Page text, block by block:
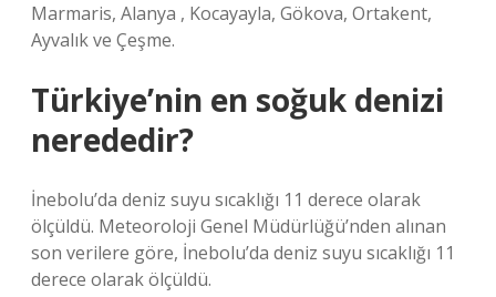
Marmaris, Alanya , Kocayayla, Gökova, Ortakent,
Ayvalık ve Çeşme.
Türkiye’nin en soğuk denizi
nerededir?
İnebolu’da deniz suyu sıcaklığı 11 derece olarak
ölçüldü. Meteoroloji Genel Müdürlüğü’nden alınan
son verilere göre, İnebolu’da deniz suyu sıcaklığı 11
derece olarak ölçüldü.